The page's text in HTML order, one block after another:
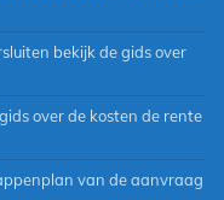
bekijk de gids over
over de kosten de rente
van de aanvraag